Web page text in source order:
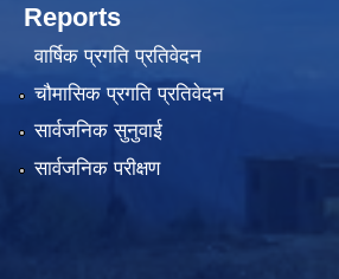
Reports
वार्षिक प्रगति प्रतिवेदन
चौमासिक प्रगति प्रतिवेदन
सार्वजनिक सुनुवाई
सार्वजनिक परीक्षण